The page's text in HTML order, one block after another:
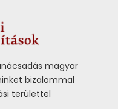
magyar
bizalommal
területtel